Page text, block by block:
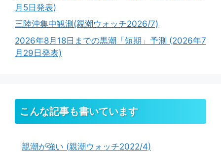
月5日発表)
三陸沖集中観測(親潮ウォッチ2026/7)
2026年8月18日までの黒潮「短期」予測 (2026年7
月29日発表)
こんな記事も書いています
親潮が強い (親潮ウォッチ2022/4)